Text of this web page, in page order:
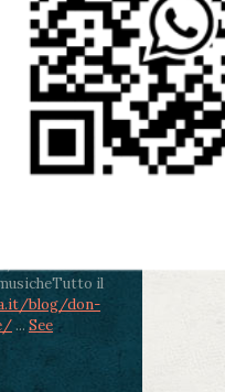
Lucca, Scuola
in
Liceo
ore 18 - Fiano
Messa in
da mons.
ore 20.30 -
di don
in alcuni
alle ore
al
Durante le
Tutto il
blog/don-
... See